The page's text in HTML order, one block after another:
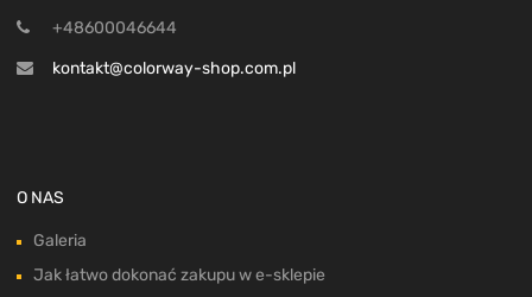
+48600046644
kontakt@colorway-shop.com.pl
O NAS
Galeria
Jak łatwo dokonać zakupu w e-sklepie